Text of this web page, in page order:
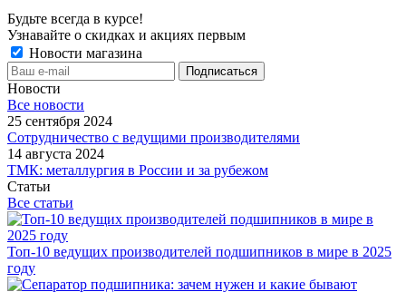
Будьте всегда в курсе!
Узнавайте о скидках и акциях первым
Новости магазина
Новости
Все новости
25 сентября 2024
Сотрудничество с ведущими производителями
14 августа 2024
ТМК: металлургия в России и за рубежом
Статьи
Все статьи
Топ-10 ведущих производителей подшипников в мире в 2025
году